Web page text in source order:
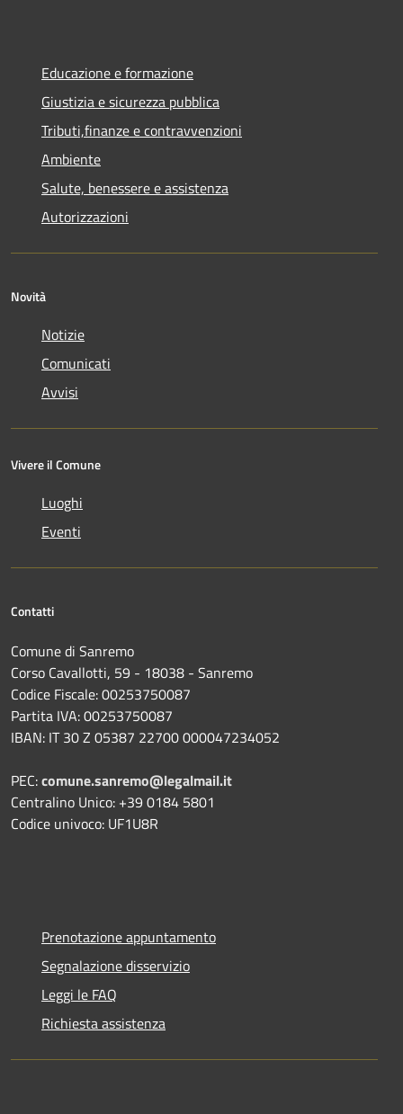
Educazione e formazione
Giustizia e sicurezza pubblica
Tributi,finanze e contravvenzioni
Ambiente
Salute, benessere e assistenza
Autorizzazioni
Novità
Notizie
Comunicati
Avvisi
Vivere il Comune
Luoghi
Eventi
Contatti
Comune di Sanremo
Corso Cavallotti, 59 - 18038 - Sanremo
Codice Fiscale: 00253750087
Partita IVA: 00253750087
IBAN: IT 30 Z 05387 22700 000047234052
PEC:comune.sanremo@legalmail.it
Centralino Unico: +39 0184 5801
Codice univoco: UF1U8R
Prenotazione appuntamento
Segnalazione disservizio
Leggi le FAQ
Richiesta assistenza